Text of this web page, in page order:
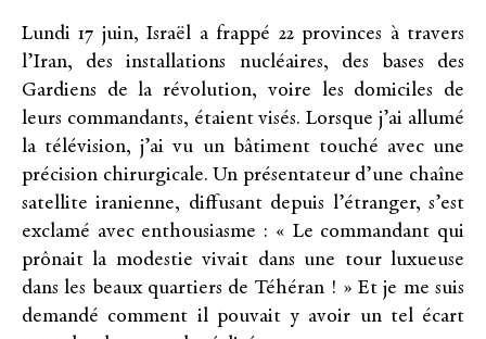
Lundi 17 juin, Israël a frappé 22 provinces à travers
l’Iran, des installations nucléaires, des bases des
Gardiens de la révolution, voire les domiciles de
leurs commandants, étaient visés. Lorsque j’ai allumé
la télévision, j’ai vu un bâtiment touché avec une
précision chirurgicale. Un présentateur d’une chaîne
satellite iranienne, diffusant depuis l’étranger, s’est
exclamé avec enthousiasme : « Le commandant qui
prônait la modestie vivait dans une tour luxueuse
dans les beaux quartiers de Téhéran ! » Et je me suis
demandé comment il pouvait y avoir un tel écart